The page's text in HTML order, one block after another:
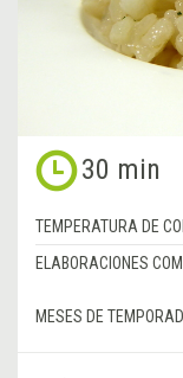
30 min
TEMPERATURA DE
ELABORACIONES
MESES DE